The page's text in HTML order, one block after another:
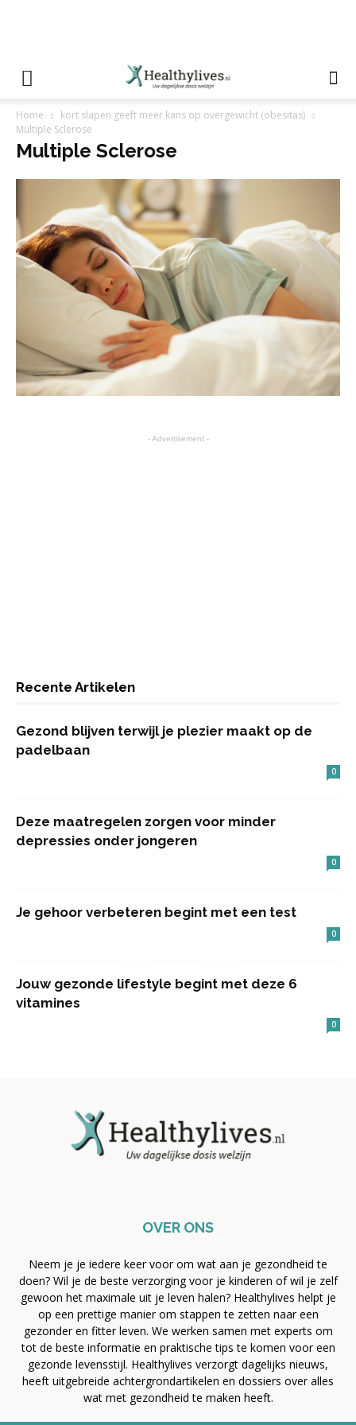
Home
kort slapen geeft meer kans op overgewicht (obesitas)
Multiple Sclerose
Multiple Sclerose
- Advertisement -
Recente Artikelen
Gezond blijven terwijl je plezier maakt op de
padelbaan
0
Deze maatregelen zorgen voor minder
depressies onder jongeren
0
Je gehoor verbeteren begint met een test
0
Jouw gezonde lifestyle begint met deze 6
vitamines
0
OVER ONS
Neem je je iedere keer voor om wat aan je gezondheid te
doen? Wil je de beste verzorging voor je kinderen of wil je zelf
gewoon het maximale uit je leven halen? Healthylives helpt je
op een prettige manier om stappen te zetten naar een
gezonder en fitter leven. We werken samen met experts om
tot de beste informatie en praktische tips te komen voor een
gezonde levensstijl. Healthylives verzorgt dagelijks nieuws,
heeft uitgebreide achtergrondartikelen en dossiers over alles
wat met gezondheid te maken heeft.